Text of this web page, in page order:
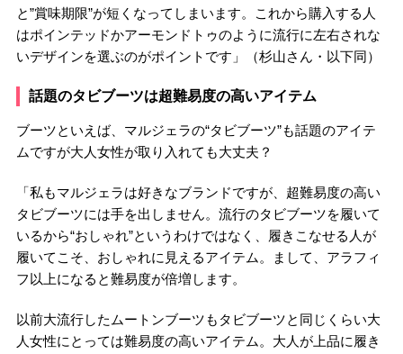
と”賞味期限”が短くなってしまいます。これから購入する人
はポインテッドかアーモンドトゥのように流行に左右されな
いデザインを選ぶのがポイントです」（杉山さん・以下同）
話題のタビブーツは超難易度の高いアイテム
ブーツといえば、マルジェラの“タビブーツ”も話題のアイテ
ムですが大人女性が取り入れても大丈夫？
「私もマルジェラは好きなブランドですが、超難易度の高い
タビブーツには手を出しません。流行のタビブーツを履いて
いるから“おしゃれ”というわけではなく、履きこなせる人が
履いてこそ、おしゃれに見えるアイテム。まして、アラフィ
フ以上になると難易度が倍増します。
以前大流行したムートンブーツもタビブーツと同じくらい大
人女性にとっては難易度の高いアイテム。大人が上品に履き